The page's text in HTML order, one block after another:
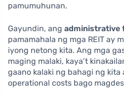
pamumuhunan.
Gayundin, ang administrative
pamamahala ng mga REIT ay
iyong netong kita. Ang mga
maging malaki, kaya’t
gaano kalaki ng bahagi ng
operational costs bago